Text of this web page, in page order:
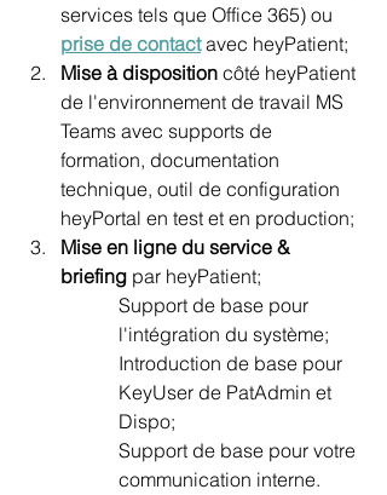
services tels que Office 365) ou
prise de contact avec heyPatient;
Mise à disposition côté heyPatient
de l'environnement de travail MS
Teams avec supports de
formation, documentation
technique, outil de configuration
heyPortal en test et en production;
Mise en ligne du service &
briefing par heyPatient;
Support de base pour
l'intégration du système;
Introduction de base pour
KeyUser de PatAdmin et
Dispo;
Support de base pour votre
communication interne.